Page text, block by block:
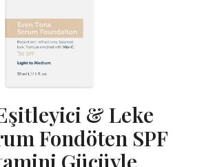
& Leke
Fondöten SPF
Gücüyle